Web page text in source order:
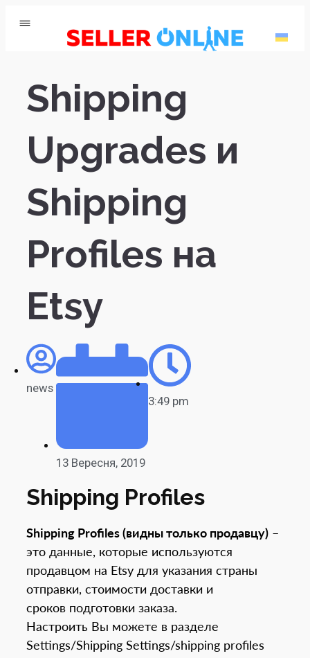
Shipping
Upgrades и
Shipping
Profiles на
Etsy
news
13 Вересня, 2019
3:49 pm
Shipping Profiles
Shipping Profiles (видны только продавцу) –
это данные, которые используются
продавцом на Etsy для указания страны
отправки, стоимости доставки и
сроков подготовки заказа.
Настроить Вы можете в разделе
Settings/Shipping Settings/shipping profiles